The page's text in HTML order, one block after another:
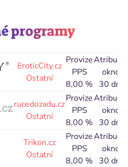
programy
EroticCity.cz
Ostatní
Provize
PPS
8,00 %
Atribuční
okno
30 dní
rucedozadu.cz
Ostatní
Provize
PPS
8,00 %
Atribuční
okno
30 dní
Trikon.cz
Ostatní
Provize
PPS
8,00 %
Atribuční
okno
30 dní